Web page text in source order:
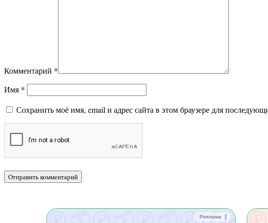
Комментарий *
Имя *
Сохранить моё имя, email и адрес сайта в этом браузере для
Реклама